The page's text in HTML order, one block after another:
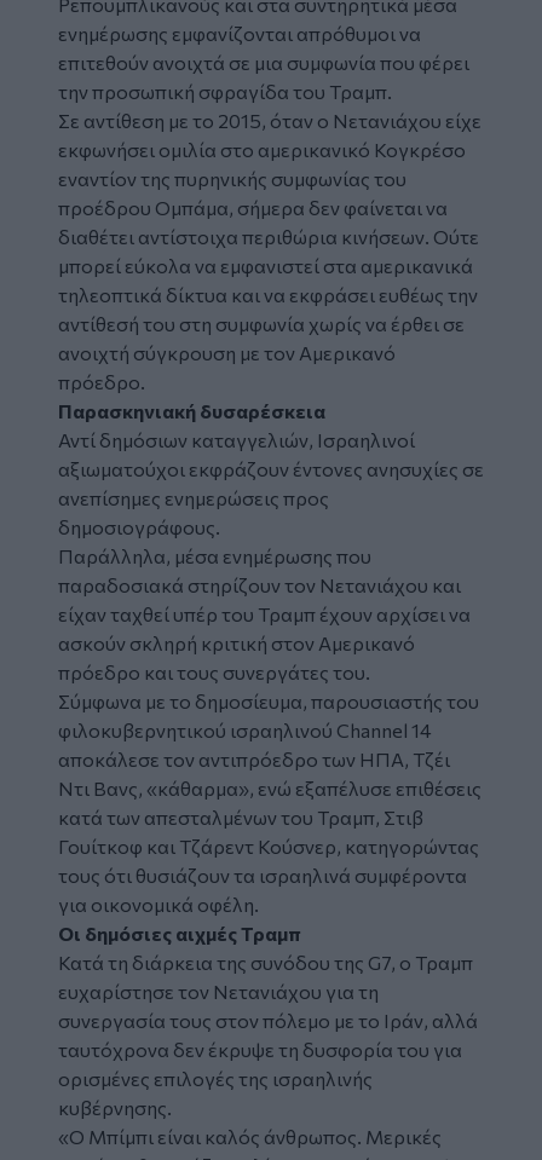
ενημέρωσης εμφανίζονται απρόθυμοι να
επιτεθούν ανοιχτά σε μια συμφωνία που φέρει
την προσωπική σφραγίδα του Τραμπ.
Σε αντίθεση με το 2015, όταν ο Νετανιάχου είχε
εκφωνήσει ομιλία στο αμερικανικό Κογκρέσο
εναντίον της πυρηνικής συμφωνίας του
προέδρου Ομπάμα, σήμερα δεν φαίνεται να
διαθέτει αντίστοιχα περιθώρια κινήσεων. Ούτε
μπορεί εύκολα να εμφανιστεί στα αμερικανικά
τηλεοπτικά δίκτυα και να εκφράσει ευθέως την
αντίθεσή του στη συμφωνία χωρίς να έρθει σε
ανοιχτή σύγκρουση με τον Αμερικανό
πρόεδρο.
Παρασκηνιακή δυσαρέσκεια
Αντί δημόσιων καταγγελιών, Ισραηλινοί
αξιωματούχοι εκφράζουν έντονες ανησυχίες σε
ανεπίσημες ενημερώσεις προς
δημοσιογράφους.
Παράλληλα, μέσα ενημέρωσης που
παραδοσιακά στηρίζουν τον Νετανιάχου και
είχαν ταχθεί υπέρ του Τραμπ έχουν αρχίσει να
ασκούν σκληρή κριτική στον Αμερικανό
πρόεδρο και τους συνεργάτες του.
Σύμφωνα με το δημοσίευμα, παρουσιαστής του
φιλοκυβερνητικού ισραηλινού Channel 14
αποκάλεσε τον αντιπρόεδρο των ΗΠΑ, Τζέι
Ντι Βανς, «κάθαρμα», ενώ εξαπέλυσε επιθέσεις
κατά των απεσταλμένων του Τραμπ, Στιβ
Γουίτκοφ και Τζάρεντ Κούσνερ, κατηγορώντας
τους ότι θυσιάζουν τα ισραηλινά συμφέροντα
για οικονομικά οφέλη.
Οι δημόσιες αιχμές Τραμπ
Κατά τη διάρκεια της συνόδου της G7, ο Τραμπ
ευχαρίστησε τον Νετανιάχου για τη
συνεργασία τους στον πόλεμο με το Ιράν, αλλά
ταυτόχρονα δεν έκρυψε τη δυσφορία του για
ορισμένες επιλογές της ισραηλινής
κυβέρνησης.
«Ο Μπίμπι είναι καλός άνθρωπος. Μερικές